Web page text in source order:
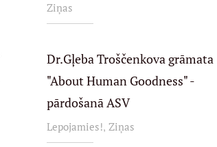
Ziņas
Dr.Gļeba Troščenkova grāmata
"About Human Goodness" -
pārdošanā ASV
Lepojamies!, Ziņas